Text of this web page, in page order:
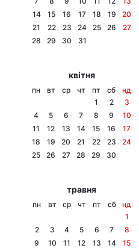
Головна
Економіка
Спорт
14
15 16 17 18 19
20
21
22 23 24 25 26
27
28
29 30 31
квітня
пн вт ср чт пт сб
нд
1
2
3
4
5 6 7 8 9
10
11
12 13 14 15 16
17
18
19 20 21 22 23
24
25
26 27 28 29 30
травня
пн вт ср чт пт сб
нд
1
2
3 4 5 6 7
8
9
10 11 12 13 14
15